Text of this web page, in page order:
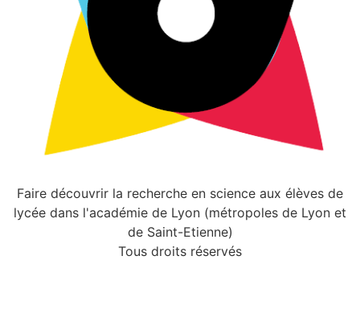
Faire découvrir la recherche en science aux élèves de
lycée dans l'académie de Lyon (métropoles de Lyon et
de Saint-Etienne)
Tous droits réservés